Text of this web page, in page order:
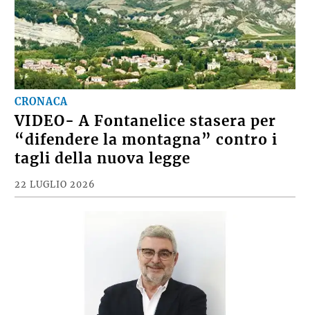
CRONACA
VIDEO- A Fontanelice stasera per
“difendere la montagna” contro i
tagli della nuova legge
22 LUGLIO 2026